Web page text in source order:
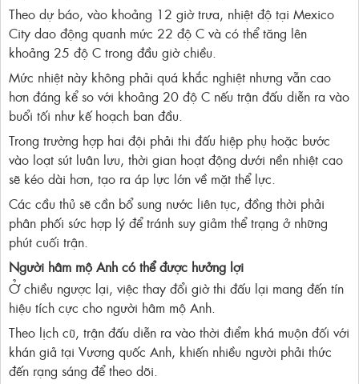
Theo dự báo, vào khoảng 12 giờ trưa, nhiệt độ tại Mexico
City dao động quanh mức 22 độ C và có thể tăng lên
khoảng 25 độ C trong đầu giờ chiều.
Mức nhiệt này không phải quá khắc nghiệt nhưng vẫn cao
hơn đáng kể so với khoảng 20 độ C nếu trận đấu diễn ra vào
buổi tối như kế hoạch ban đầu.
Trong trường hợp hai đội phải thi đấu hiệp phụ hoặc bước
vào loạt sút luân lưu, thời gian hoạt động dưới nền nhiệt cao
sẽ kéo dài hơn, tạo ra áp lực lớn về mặt thể lực.
Các cầu thủ sẽ cần bổ sung nước liên tục, đồng thời phải
phân phối sức hợp lý để tránh suy giảm thể trạng ở những
phút cuối trận.
Người hâm mộ Anh có thể được hưởng lợi
Ở chiều ngược lại, việc thay đổi giờ thi đấu lại mang đến tín
hiệu tích cực cho người hâm mộ Anh.
Theo lịch cũ, trận đấu diễn ra vào thời điểm khá muộn đối với
khán giả tại Vương quốc Anh, khiến nhiều người phải thức
đến rạng sáng để theo dõi.